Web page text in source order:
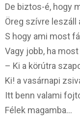
De biztos-é, hogy
Öreg szívre leszáll
S hogy ami most
Vagy jobb, ha
– Ki a körútra
Ki! a vasárnapi
Itt benn valami
Félek magamba…